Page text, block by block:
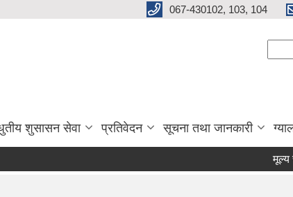
067-430102, 103, 104
शुसासन सेवा प्रतिवेदन सूचना तथा जानकारी
मूल्य